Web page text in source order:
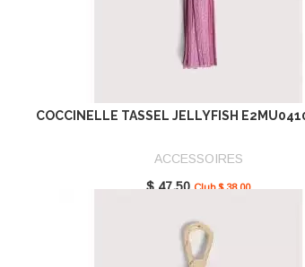
COCCINELLE TASSEL JELLYFISH
ACCESSOIRES
$ 47.50Club $ 38.00